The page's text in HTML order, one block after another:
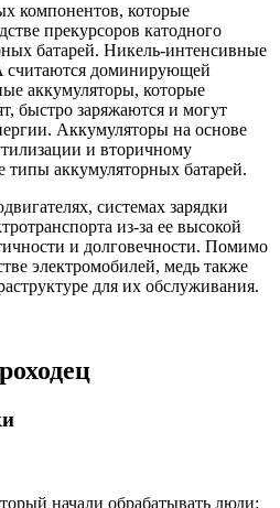
компонентов, которые
прекурсоров катодного
батарей. Никель-интенсивные
считаются доминирующей
аккумуляторы, которые
быстро заряжаются и могут
Аккумуляторы на основе
и вторичному
типы аккумуляторных батарей.
системах зарядки
из-за ее высокой
и долговечности. Помимо
электромобилей, медь также
для их обслуживания.
начали обрабатывать люди: